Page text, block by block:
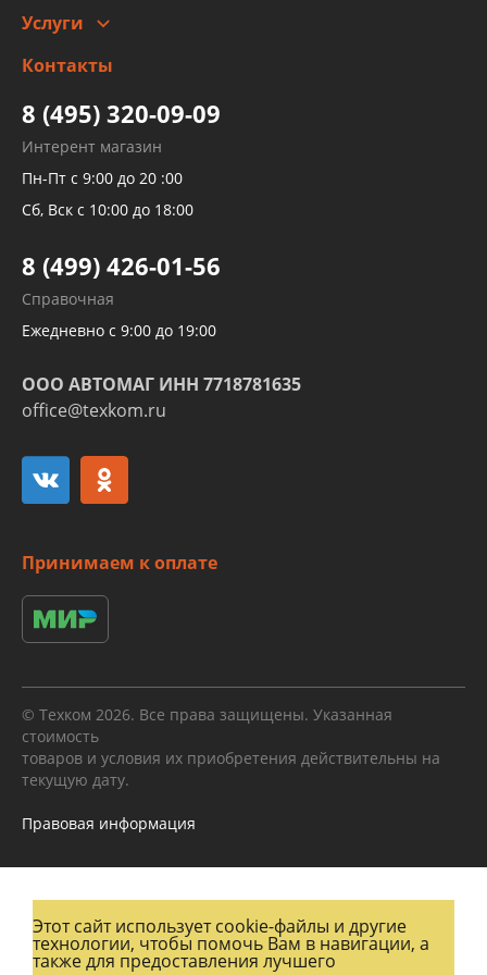
Заправка кондиционера авто
Детейлинг
Услуги
высокого давления
Тормозных трубок
Рукавов гидроусилителей
Рукавов компрессоров и турбин
Трубок кондиционеров
Развертка пайка медных стальных
алюминиевых трубок и штуцеров
Контакты
8 (495) 320-09-09
Интерент магазин
Пн-Пт с 9:00 до 20 :00
Сб, Вск с 10:00 до 18:00
8 (499) 426-01-56
Справочная
Ежедневно с 9:00 до 19:00
ООО АВТОМАГ ИНН 7718781635
office@texkom.ru
Принимаем к оплате
© Техком 2026. Все права защищены. Указанная
стоимость
товаров и условия их приобретения действительны на
текущую дату.
Правовая информация
Этот сайт использует cookie-файлы и другие
технологии, чтобы помочь Вам в навигации, а
также для предоставления лучшего